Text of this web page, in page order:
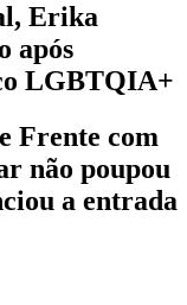
Erika
após
LGBTQIA+
Frente com
não poupou
a entrada